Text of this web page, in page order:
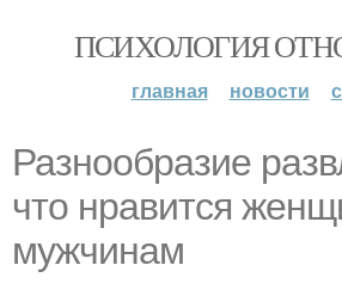
ПСИХОЛОГИЯ
главная новости
Разнообразие
что нравится
мужчинам